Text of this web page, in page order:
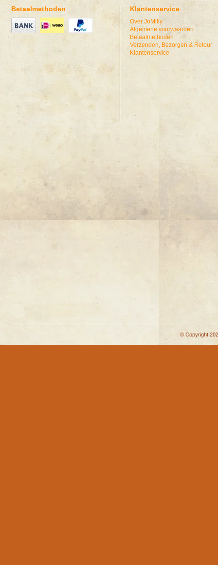
Betaalmethoden Klantenservice
Over JoMilly
Algemene voorwaarden
Betaalmethoden
Verzenden, Bezorgen & Retour
Klantenservice
© Copyright